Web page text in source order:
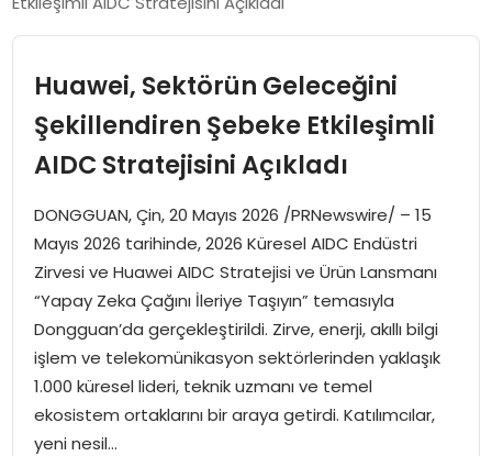
SPOR
SIYASET
MAGAZIN
Huawei, Sektörün Geleceğini
Şekillendiren Şebeke Etkileşimli
AIDC Stratejisini Açıkladı
DONGGUAN, Çin, 20 Mayıs 2026 /PRNewswire/ – 15
Mayıs 2026 tarihinde, 2026 Küresel AIDC Endüstri
Zirvesi ve Huawei AIDC Stratejisi ve Ürün Lansmanı
“Yapay Zeka Çağını İleriye Taşıyın” temasıyla
Dongguan’da gerçekleştirildi. Zirve, enerji, akıllı bilgi
işlem ve telekomünikasyon sektörlerinden yaklaşık
1.000 küresel lideri, teknik uzmanı ve temel
ekosistem ortaklarını bir araya getirdi. Katılımcılar,
yeni nesil…